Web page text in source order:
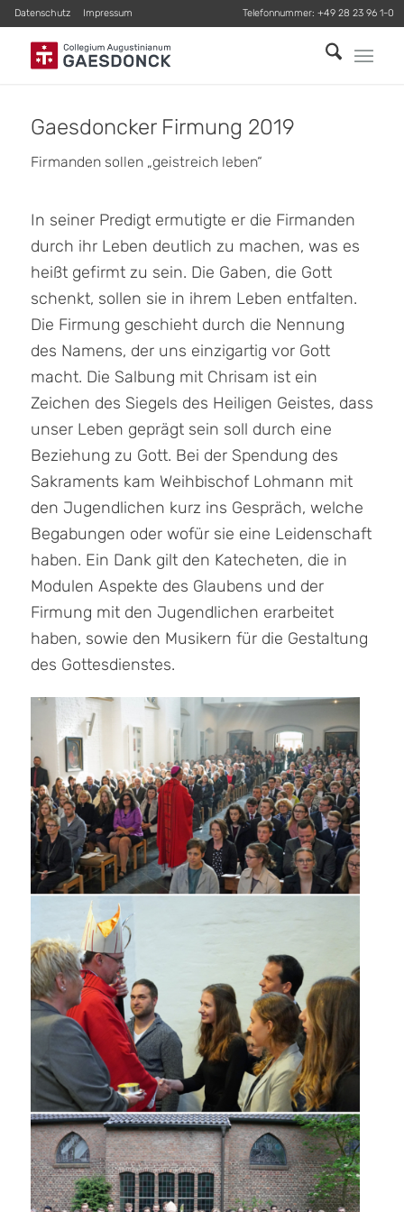
Datenschutz Impressum Telefonnummer: +49 28 23 96 1-0
Gaesdoncker Firmung 2019
Firmanden sollen „geistreich leben“
In seiner Predigt ermutigte er die Firmanden
durch ihr Leben deutlich zu machen, was es
heißt gefirmt zu sein. Die Gaben, die Gott
schenkt, sollen sie in ihrem Leben entfalten.
Die Firmung geschieht durch die Nennung
des Namens, der uns einzigartig vor Gott
macht. Die Salbung mit Chrisam ist ein
Zeichen des Siegels des Heiligen Geistes, dass
unser Leben geprägt sein soll durch eine
Beziehung zu Gott. Bei der Spendung des
Sakraments kam Weihbischof Lohmann mit
den Jugendlichen kurz ins Gespräch, welche
Begabungen oder wofür sie eine Leidenschaft
haben. Ein Dank gilt den Katecheten, die in
Modulen Aspekte des Glaubens und der
Firmung mit den Jugendlichen erarbeitet
haben, sowie den Musikern für die Gestaltung
des Gottesdienstes.